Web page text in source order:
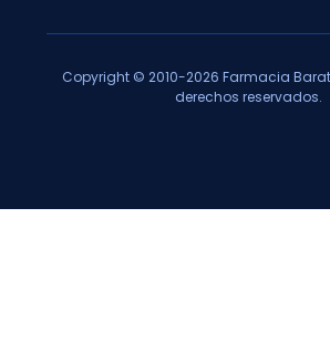
Copyright © 2010-2026 Farmacia
derechos reservados.